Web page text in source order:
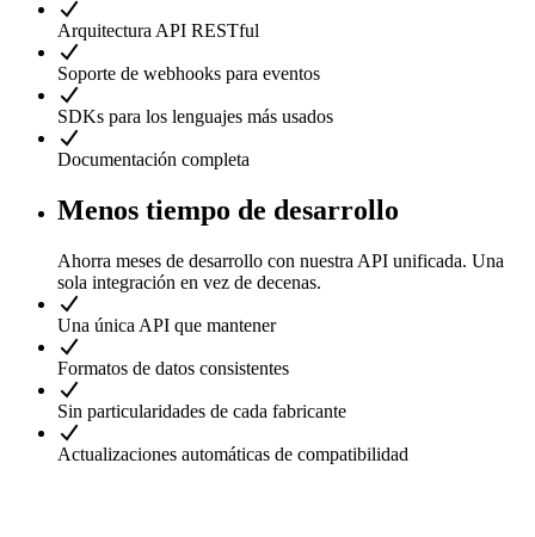
Arquitectura API RESTful
Soporte de webhooks para eventos
SDKs para los lenguajes más usados
Documentación completa
Menos tiempo de desarrollo
Ahorra meses de desarrollo con nuestra API unificada. Una
sola integración en vez de decenas.
Una única API que mantener
Formatos de datos consistentes
Sin particularidades de cada fabricante
Actualizaciones automáticas de compatibilidad